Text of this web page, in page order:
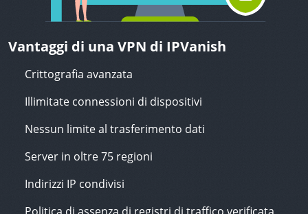
Vantaggi di una VPN di IPVanish
Crittografia avanzata
Illimitate connessioni di dispositivi
Nessun limite al trasferimento dati
Server in oltre 75 regioni
Indirizzi IP condivisi